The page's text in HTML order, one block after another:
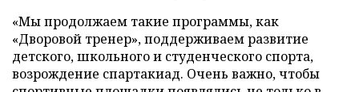
«Мы продолжаем такие программы, как
«Дворовой тренер», поддерживаем развитие
детского, школьного и студенческого спорта,
возрождение спартакиад. Очень важно, чтобы